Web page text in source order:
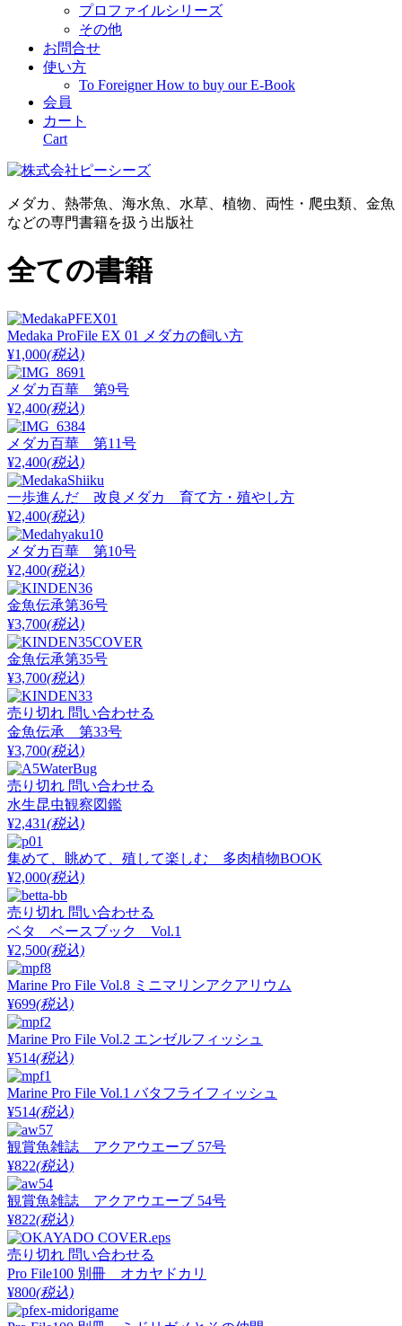
プロファイルシリーズ
その他
お問合せ
使い方
To Foreigner How to buy our E-Book
会員
カート
Cart
メダカ、熱帯魚、海水魚、水草、植物、両性・爬虫類、金魚
などの専門書籍を扱う出版社
全ての書籍
Medaka ProFile EX 01 メダカの飼い方
¥1,000(税込)
メダカ百華 第9号
¥2,400(税込)
メダカ百華 第11号
¥2,400(税込)
一歩進んだ 改良メダカ 育て方・殖やし方
¥2,400(税込)
メダカ百華 第10号
¥2,400(税込)
金魚伝承第36号
¥3,700(税込)
金魚伝承第35号
¥3,700(税込)
売り切れ 問い合わせる
金魚伝承 第33号
¥3,700(税込)
売り切れ 問い合わせる
水生昆虫観察図鑑
¥2,431(税込)
集めて、眺めて、殖して楽しむ 多肉植物BOOK
¥2,000(税込)
売り切れ 問い合わせる
ベタ ベースブック Vol.1
¥2,500(税込)
Marine Pro File Vol.8 ミニマリンアクアリウム
¥699(税込)
Marine Pro File Vol.2 エンゼルフィッシュ
¥514(税込)
Marine Pro File Vol.1 バタフライフィッシュ
¥514(税込)
観賞魚雑誌 アクアウエーブ 57号
¥822(税込)
観賞魚雑誌 アクアウエーブ 54号
¥822(税込)
売り切れ 問い合わせる
Pro File100 別冊 オカヤドカリ
¥800(税込)